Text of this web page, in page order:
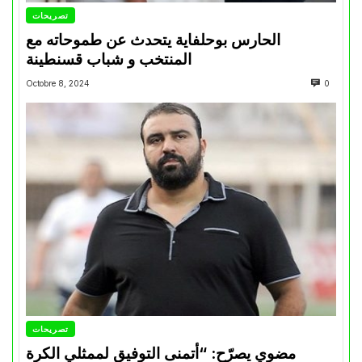
تصريحات
الحارس بوحلفاية يتحدث عن طموحاته مع
المنتخب و شباب قسنطينة
Octobre 8, 2024 0
تصريحات
مضوي يصرّح: “أتمنى التوفيق لممثلي الكرة